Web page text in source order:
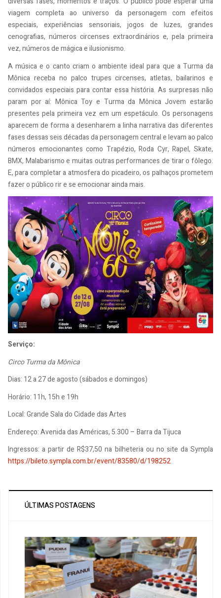
viagem completa ao universo da personagem com efeitos
especiais, experiências sensoriais, jogos de luzes, grandes
cenografias, números circenses extraordinários e, pela primeira
vez, números de mágica e ilusionismo.
A música e o canto criam o ambiente ideal para que a Turma da
Mônica receba no palco trupes circenses, atletas, bailarinos e
convidados especiais para contar essa história. As surpresas não
param por aí: Mônica Toy e Turma da Mônica Jovem estarão
presentes pela primeira vez em um espetáculo. Os personagens
aparecem de forma a desenharem a linha narrativa das diferentes
fases dessas seis décadas da personagem central e levam ao palco
números emocionantes como Trapézio, Roda Cyr, Rapel, Skate,
BMX, Malabarismo e muitas outras performances de tirar o fôlego.
E, para completar a atmosfera do picadeiro, os palhaços prometem
fazer o público rir e se emocionar ainda mais.
Serviço:
Circo Turma da Mônica
Dias: 12 a 27 de agosto (sábados e domingos)
Horário: 11h, 15h e 19h
Local: Grande Sala do Cidade das Artes
Endereço: Avenida das Américas, 5.300 – Barra da Tijuca
Ingressos: a partir de R$37,50 na bilheteria ou no site da Sympla
https://bileto.sympla.com.br/event/83580/d/198252
ÚLTIMAS POSTAGENS